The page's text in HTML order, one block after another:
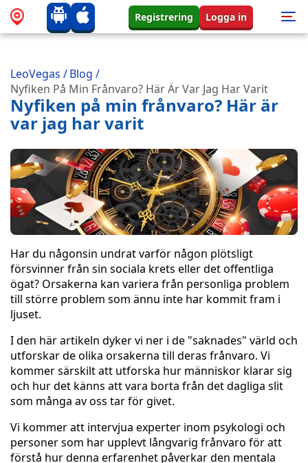
Registrering Logga in
LeoVegas /Blog /
Nyfiken På Min Frånvaro? Här Är Var Jag Har Varit
Nyfiken på min frånvaro? Här är
var jag har varit
Har du någonsin undrat varför någon plötsligt
försvinner från sin sociala krets eller det offentliga
ögat? Orsakerna kan variera från personliga problem
till större problem som ännu inte har kommit fram i
ljuset.
I den här artikeln dyker vi ner i de "saknades" värld och
utforskar de olika orsakerna till deras frånvaro. Vi
kommer särskilt att utforska hur människor klarar sig
och hur det känns att vara borta från det dagliga slit
som många av oss tar för givet.
Vi kommer att intervjua experter inom psykologi och
personer som har upplevt långvarig frånvaro för att
förstå hur denna erfarenhet påverkar den mentala